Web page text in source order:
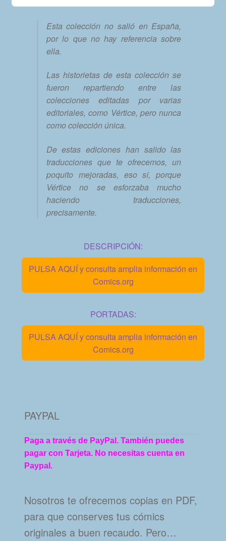
Esta colección no salió en España,
por lo que no hay referencia sobre
ella.
Las historietas de esta colección se
fueron repartiendo entre las
colecciones editadas por varias
editoriales, como Vértice, pero nunca
como colección única.
De estas ediciones han salido las
traducciones que te ofrecemos, un
poquito mejoradas, eso sí, porque
Vértice no se esforzaba mucho
haciendo traducciones,
precisamente.
DESCRIPCIÓN:
PULSA AQUÍ y consulta amplia información en
Comics.org
PORTADAS:
PULSA AQUÍ y consulta amplia información en
Comics.org
PAYPAL
Paga a través de PayPal. También puedes
pagar con Tarjeta. No necesitas cuenta en
Paypal.
Nosotros te ofrecemos copias en PDF,
para que conserves tus cómics
originales a buen recaudo. Pero…